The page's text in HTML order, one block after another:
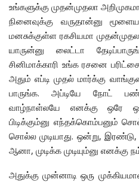
உங்களுக்கு முதன்முதலா
நினைவுக்கு வருதான்னு
மனசுக்குள்ள ரகசியமா
யாருன்னு லைட்டா
சினிமாக்காரி உங்க ரசனை
அதும் எப்டி முதல் மார்க்கு
பாருங்க. அப்டியே நோட்
வாழ்நாள்லயே எனக்கு ஒரே
பிடிக்கும்னு எந்தக்கொம்பனும்
சொல்ல முடியாது. ஒன்று,
ஆனா, முடிக்க முடியும்னு எனக்கு
அதுக்கு முன்னாடி ஒரு